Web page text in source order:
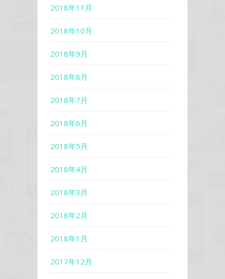
2018年11月
2018年10月
2018年9月
2018年8月
2018年7月
2018年6月
2018年5月
2018年4月
2018年3月
2018年2月
2018年1月
2017年12月